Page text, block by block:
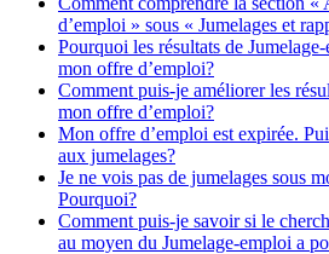
d’emploi » sous « Jumelages et
Pourquoi les résultats de
mon offre d’emploi?
Comment puis-je améliorer les
mon offre d’emploi?
Mon offre d’emploi est expirée.
aux jumelages?
Je ne vois pas de jumelages sous
Pourquoi?
Comment puis-je savoir si le
au moyen du Jumelage-emploi a